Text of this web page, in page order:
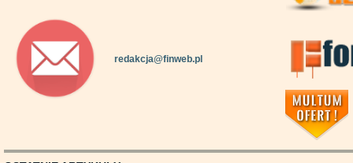
redakcja@finweb.pl